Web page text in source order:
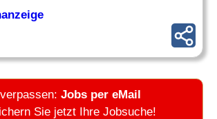
Jobs per eMail
Sie jetzt Ihre Jobsuche!